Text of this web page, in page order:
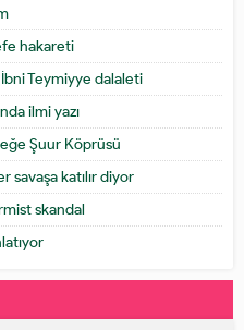
hakareti
İbni Teymiyye dalaleti
ilmi yazı
Şuur Köprüsü
savaşa katılır diyor
skandal